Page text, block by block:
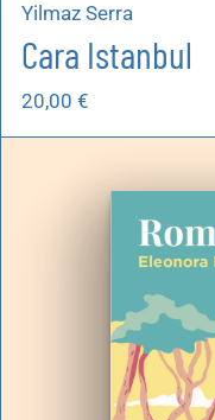
Yilmaz Serra
Cara Istanbul
20,00 €